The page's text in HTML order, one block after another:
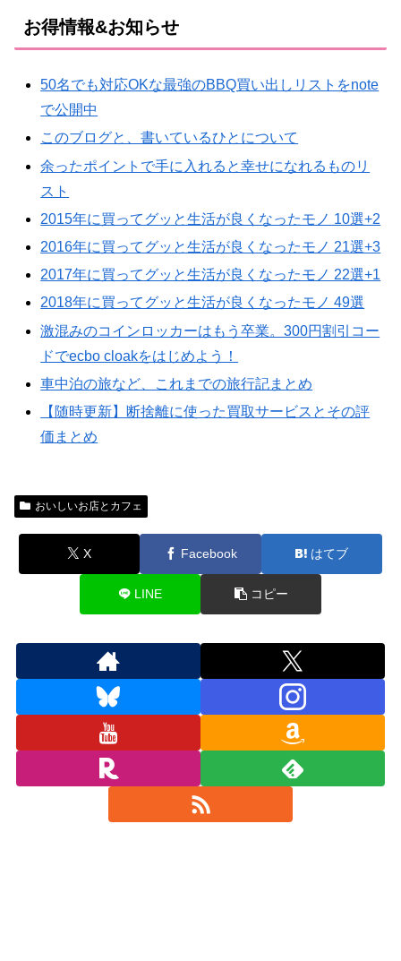
お得情報&お知らせ
50名でも対応OKな最強のBBQ買い出しリストをnote
で公開中
このブログと、書いているひとについて
余ったポイントで手に入れると幸せになれるものリ
スト
2015年に買ってグッと生活が良くなったモノ 10選+2
2016年に買ってグッと生活が良くなったモノ 21選+3
2017年に買ってグッと生活が良くなったモノ 22選+1
2018年に買ってグッと生活が良くなったモノ 49選
激混みのコインロッカーはもう卒業。300円割引コー
ドでecbo cloakをはじめよう！
車中泊の旅など、これまでの旅行記まとめ
【随時更新】断捨離に使った買取サービスとその評
価まとめ
おいしいお店とカフェ
X Facebook はてブ
LINE コピー